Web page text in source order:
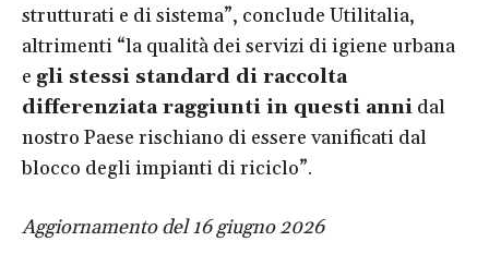
strutturati e di sistema”, conclude Utilitalia,
altrimenti “la qualità dei servizi di igiene urbana
e gli stessi standard di raccolta
differenziata raggiunti in questi anni dal
nostro Paese rischiano di essere vanificati dal
blocco degli impianti di riciclo”.
Aggiornamento del 16 giugno 2026